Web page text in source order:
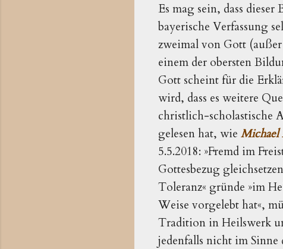
Es mag sein, dass dieser
bayerische Verfassung
zweimal von Gott
einem der obersten
Gott scheint für die
wird, dass es weitere
christlich-scholastische
gelesen hat, wie Michael
5.5.2018: »Fremd im
Gottesbezug
Toleranz« gründe »im
Weise vorgelebt hat«,
Tradition in Heilswerk
jedenfalls nicht im